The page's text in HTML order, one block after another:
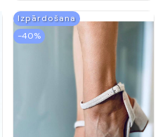
Izpārdošana
-40%